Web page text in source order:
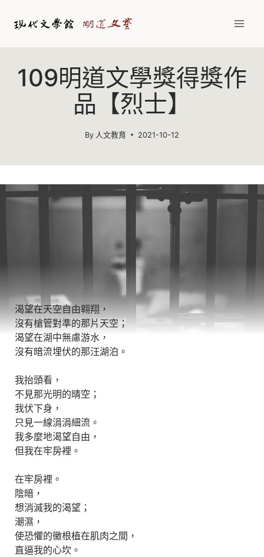
109明道文學獎得獎作
品【烈士】
By 人文教育 2021-10-12
渴望在天空自由翱翔，
沒有槍管對準的那片天空；
渴望在湖中無慮游水，
沒有暗流埋伏的那汪湖泊。
我抬頭看，
不見那光明的晴空；
我伏下身，
只見一線涓涓細流。
我多麼地渴望自由，
但我在牢房裡。
在牢房裡。
陰暗，
想消滅我的渴望；
潮濕，
使恐懼的黴根植在肌肉之間，
直逼我的心坎。